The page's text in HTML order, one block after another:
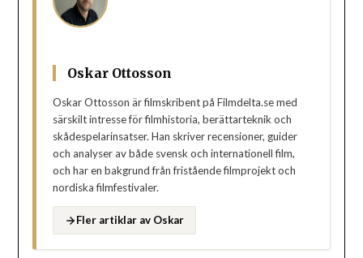
Oskar Ottosson
Oskar Ottosson är filmskribent på Filmdelta.se med
särskilt intresse för filmhistoria, berättarteknik och
skådespelarinsatser. Han skriver recensioner, guider
och analyser av både svensk och internationell film,
och har en bakgrund från fristående filmprojekt och
nordiska filmfestivaler.
Fler artiklar av Oskar